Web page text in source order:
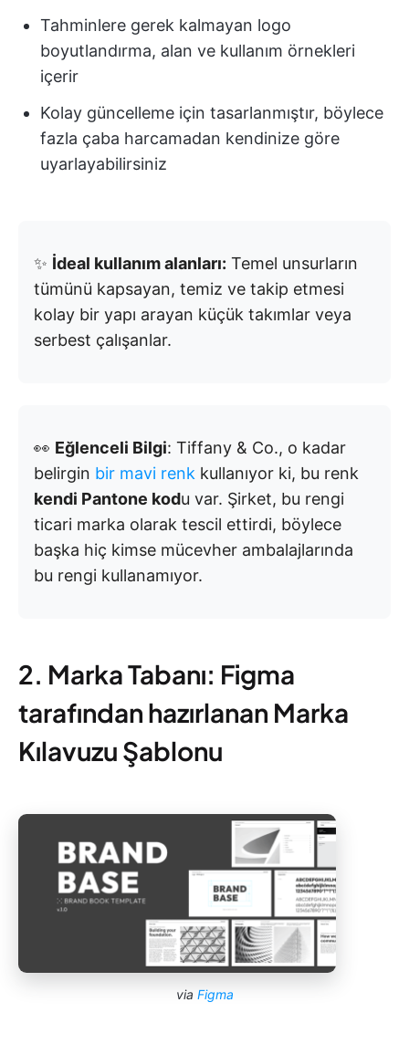
Tahminlere gerek kalmayan logo
boyutlandırma, alan ve kullanım örnekleri
içerir
Kolay güncelleme için tasarlanmıştır, böylece
fazla çaba harcamadan kendinize göre
uyarlayabilirsiniz
✨ İdeal kullanım alanları: Temel unsurların
tümünü kapsayan, temiz ve takip etmesi
kolay bir yapı arayan küçük takımlar veya
serbest çalışanlar.
👀 Eğlenceli Bilgi: Tiffany & Co., o kadar
belirgin bir mavi renk kullanıyor ki, bu renk
kendi Pantone kodu var. Şirket, bu rengi
ticari marka olarak tescil ettirdi, böylece
başka hiç kimse mücevher ambalajlarında
bu rengi kullanamıyor.
2. Marka Tabanı: Figma
tarafından hazırlanan Marka
Kılavuzu Şablonu
via Figma